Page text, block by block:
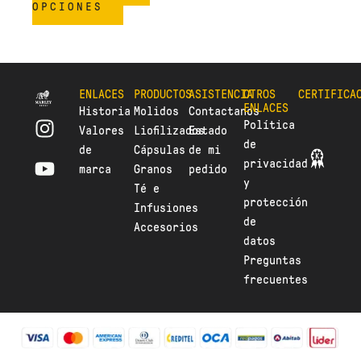
OPCIONES
I
n
s
t
Y
o
u
t
ENLACES
Historia
Valores
de
marca
PRODUCTOS
Molidos
Liofilizados
Cápsulas
Granos
Té e
Infusiones
Accesorios
ASISTENCIA
Contactanos
Estado
de mi
pedido
OTROS
ENLACES
Política
de
privacidad
y
protección
de
datos
Preguntas
frecuentes